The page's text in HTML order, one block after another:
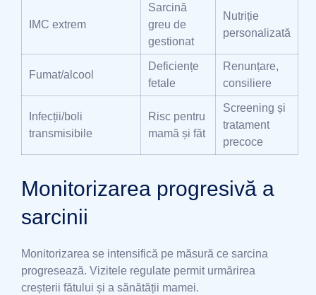
IMC extrem
Sarcină
greu de
gestionat
Nutriție
personalizată
Fumat/alcool
Deficiențe
fetale
Renunțare,
consiliere
Infecții/boli
transmisibile
Risc pentru
mamă și făt
Screening și
tratament
precoce
Monitorizarea progresivă a
sarcinii
Monitorizarea se intensifică pe măsură ce sarcina
progresează. Vizitele regulate permit urmărirea
creșterii fătului și a sănătății mamei.